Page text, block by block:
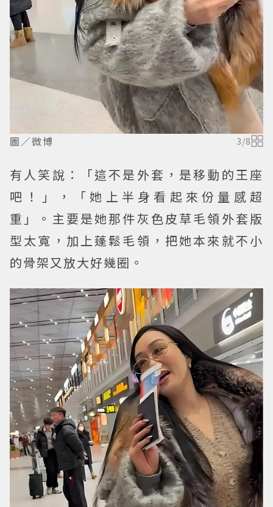
圖／微博 3/8
有人笑說：「這不是外套，是移動的王座
吧！」，「她上半身看起來份量感超
重」。主要是她那件灰色皮草毛領外套版
型太寬，加上蓬鬆毛領，把她本來就不小
的骨架又放大好幾圈。